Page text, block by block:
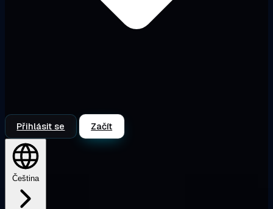
Přihlásit se Začít
Čeština